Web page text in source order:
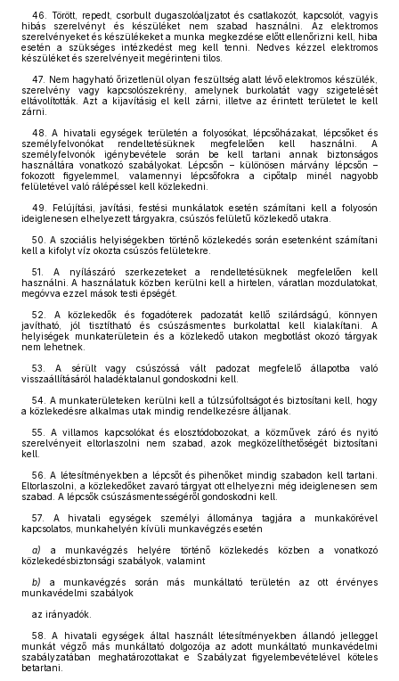
46. Törött, repedt, csorbult dugaszolóaljzatot és csatlakozót, kapcsolót, vagyis
hibás szerelvényt és készüléket nem szabad használni. Az elektromos
szerelvényeket és készülékeket a munka megkezdése előtt ellenőrizni kell, hiba
esetén a szükséges intézkedést meg kell tenni. Nedves kézzel elektromos
készüléket és szerelvényeit megérinteni tilos.
47. Nem hagyható őrizetlenül olyan feszültség alatt lévő elektromos készülék,
szerelvény vagy kapcsolószekrény, amelynek burkolatát vagy szigetelését
eltávolították. Azt a kijavításig el kell zárni, illetve az érintett területet le kell
zárni.
48. A hivatali egységek területén a folyosókat, lépcsőházakat, lépcsőket és
személyfelvonókat rendeltetésüknek megfelelően kell használni. A
személyfelvonók igénybevétele során be kell tartani annak biztonságos
használtára vonatkozó szabályokat. Lépcsőn – különösen márvány lépcsőn –
fokozott figyelemmel, valamennyi lépcsőfokra a cipőtalp minél nagyobb
felületével való rálépéssel kell közlekedni.
49. Felújítási, javítási, festési munkálatok esetén számítani kell a folyosón
ideiglenesen elhelyezett tárgyakra, csúszós felületű közlekedő utakra.
50. A szociális helyiségekben történő közlekedés során esetenként számítani
kell a kifolyt víz okozta csúszós felületekre.
51. A nyílászáró szerkezeteket a rendeltetésüknek megfelelően kell
használni. A használatuk közben kerülni kell a hirtelen, váratlan mozdulatokat,
megóvva ezzel mások testi épségét.
52. A közlekedők és fogadóterek padozatát kellő szilárdságú, könnyen
javítható, jól tisztítható és csúszásmentes burkolattal kell kialakítani. A
helyiségek munkaterületein és a közlekedő utakon megbotlást okozó tárgyak
nem lehetnek.
53. A sérült vagy csúszóssá vált padozat megfelelő állapotba való
visszaállításáról haladéktalanul gondoskodni kell.
54. A munkaterületeken kerülni kell a túlzsúfoltságot és biztosítani kell, hogy
a közlekedésre alkalmas utak mindig rendelkezésre álljanak.
55. A villamos kapcsolókat és elosztódobozokat, a közművek záró és nyitó
szerelvényeit eltorlaszolni nem szabad, azok megközelíthetőségét biztosítani
kell.
56. A létesítményekben a lépcsőt és pihenőket mindig szabadon kell tartani.
Eltorlaszolni, a közlekedőket zavaró tárgyat ott elhelyezni még ideiglenesen sem
szabad. A lépcsők csúszásmentességéről gondoskodni kell.
57. A hivatali egységek személyi állománya tagjára a munkakörével
kapcsolatos, munkahelyén kívüli munkavégzés esetén
a) a munkavégzés helyére történő közlekedés közben a vonatkozó
közlekedésbiztonsági szabályok, valamint
b) a munkavégzés során más munkáltató területén az ott érvényes
munkavédelmi szabályok
az irányadók.
58. A hivatali egységek által használt létesítményekben állandó jelleggel
munkát végző más munkáltató dolgozója az adott munkáltató munkavédelmi
szabályzatában meghatározottakat e Szabályzat figyelembevételével köteles
betartani.